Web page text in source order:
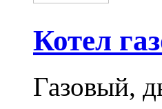
Котел
Газовый,